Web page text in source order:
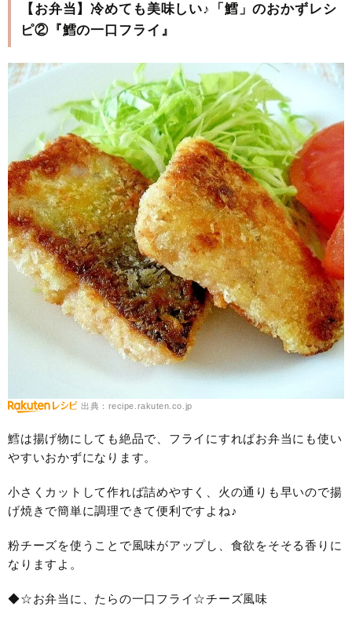
【お弁当】冷めても美味しい♪「鱈」のおかずレシ
ピ②『鱈の一口フライ』
出典：recipe.rakuten.co.jp
鱈は揚げ物にしても絶品で、フライにすればお弁当にも使い
やすいおかずになります。
小さくカットして作れば詰めやすく、火の通りも早いので揚
げ焼きで簡単に調理できて便利ですよね♪
粉チーズを使うことで風味がアップし、食欲をそそる香りに
なりますよ。
◆☆お弁当に、たらの一口フライ☆チーズ風味